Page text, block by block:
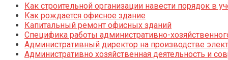
Как строительной организации навести порядок в
Как рождается офисное здание
Капитальный ремонт офисных зданий
Специфика работы административно-
Административный директор на производстве
Административно хозяйственная деятельность и